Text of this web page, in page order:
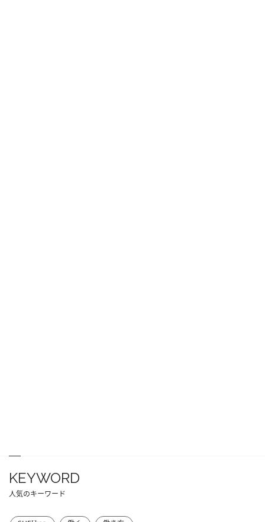
KEYWORD
人気のキーワード